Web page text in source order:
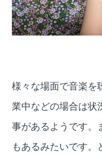
様々な場面で音楽を
業中などの場合は状
事があるようです。
もあるみたいです